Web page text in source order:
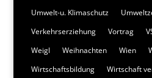
Umwelt-u. Klimaschutz
Verkehrserziehung
Vortrag
Weigl
Weihnachten Wien
Wirtschaftsbildung
Wirtschaft